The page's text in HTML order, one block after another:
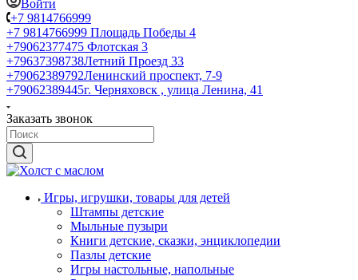
Войти
+7 9814766999
+7 9814766999 Площадь Победы 4
+79062377475 Флотская 3
+79637398738Летний Проезд 33
+79062389792Ленинский проспект, 7-9
+79062389445г. Черняховск , улица Ленина, 41
Заказать звонок
Игры, игрушки, товары для детей
Штампы детские
Мыльные пузыри
Книги детские, сказки, энциклопедии
Пазлы детские
Игры настольные, напольные